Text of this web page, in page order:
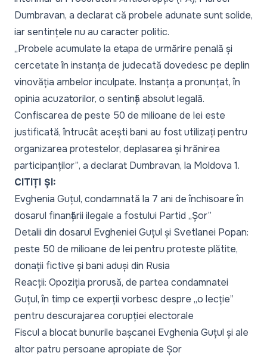
Dumbravan, a declarat că probele adunate sunt solide,
iar sentințele nu au caracter politic.
„Probele acumulate la etapa de urmărire penală și
cercetate în instanța de judecată dovedesc pe deplin
vinovăția ambelor inculpate. Instanța a pronunțat, în
opinia acuzatorilor, o sentință absolut legală.
Confiscarea de peste 50 de milioane de lei este
justificată, întrucât acești bani au fost utilizați pentru
organizarea protestelor, deplasarea și hrănirea
participanților”, a declarat Dumbravan, la Moldova 1.
CITIȚI ȘI:
Evghenia Guțul, condamnată la 7 ani de închisoare în
dosarul finanțării ilegale a fostului Partid „Șor”
Detalii din dosarul Evgheniei Guțul și Svetlanei Popan:
peste 50 de milioane de lei pentru proteste plătite,
donații fictive și bani aduși din Rusia
Reacții: Opoziția prorusă, de partea condamnatei
Guțul, în timp ce experții vorbesc despre „o lecție”
pentru descurajarea corupției electorale
Fiscul a blocat bunurile bașcanei Evghenia Guțul și ale
altor patru persoane apropiate de Șor